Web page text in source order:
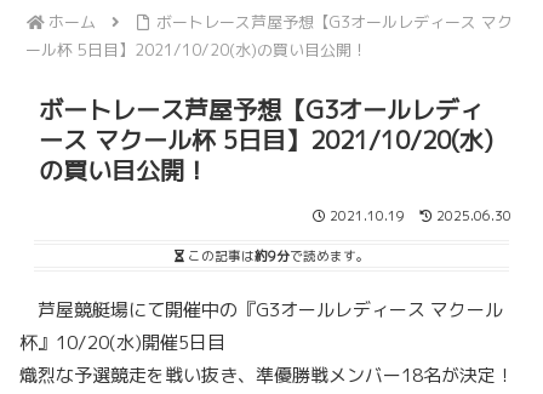
ホーム
ボートレース芦屋予想【G3オールレディース マク
ール杯 5日目】2021/10/20(水)の買い目公開！
ボートレース芦屋予想【G3オールレディ
ース マクール杯 5日目】2021/10/20(水)
の買い目公開！
2021.10.19 2025.06.30
この記事は約9分で読めます。
芦屋競艇場にて開催中の『G3オールレディース マクール
杯』10/20(水)開催5日目
熾烈な予選競走を戦い抜き、準優勝戦メンバー18名が決定！